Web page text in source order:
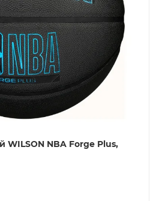
WILSON NBA Forge Plus,